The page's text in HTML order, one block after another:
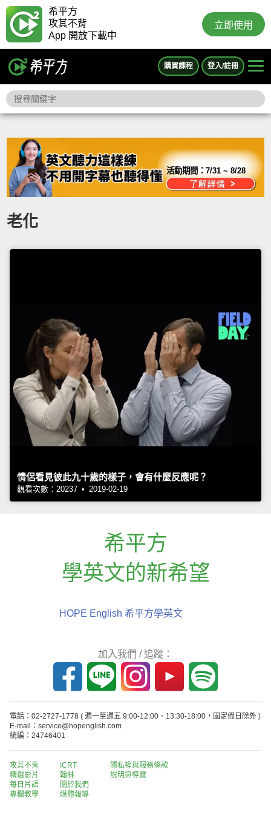
希平方
攻其不背
App 開放下載中
立即使用
購買課程 登入/註冊
活動期間：7/31 ~ 8/28
老化
情侶看見彼此九十歲的樣子，會有什麼反應呢？
觀看次數：20237 • 2019-02-19
希平方
學英文的新希望
HOPE English 希平方學英文
加入我們 / 追蹤：
電話：02-2727-1778 ( 週一至週五 9:00-12:00、13:30-18:00，國定假日除外 )
E-mail：service@hopenglish.com
統編：24746401
攻其不背
精選影片
每日片語
專欄教學
ICRT
翰林
關於我們
媒體報導
隱私權與服務條款
說明與導覽